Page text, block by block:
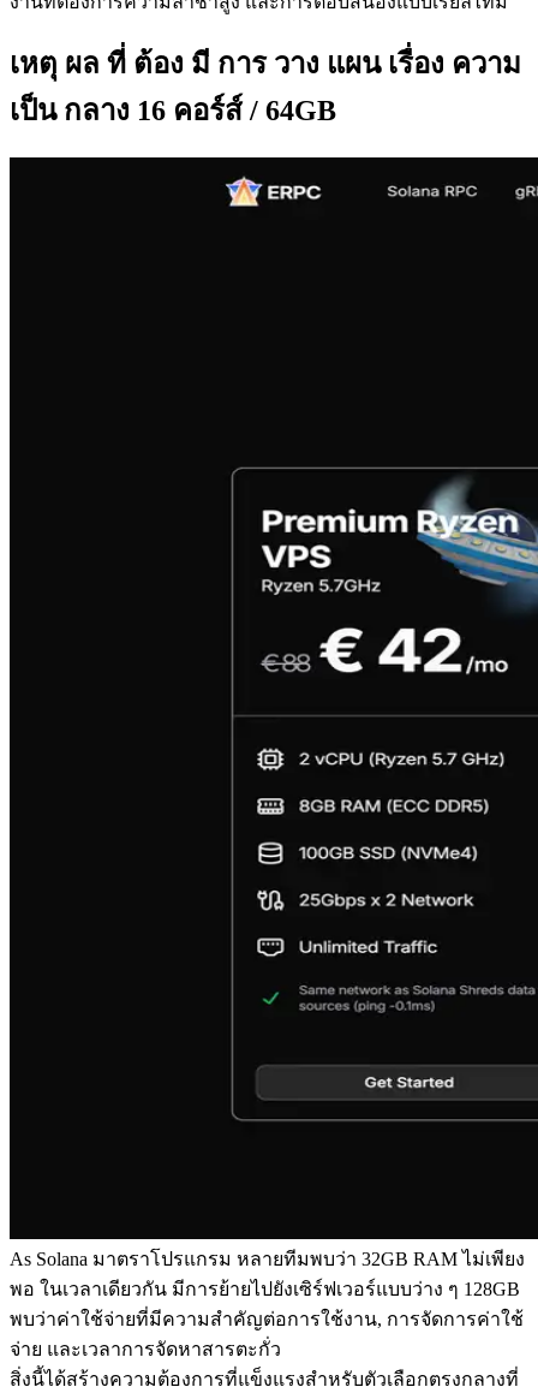
เหตุ ผล ที่ ต้อง มี การ วาง แผน เรื่อง ความ
เป็น กลาง 16 คอร์ส์ / 64GB
As Solana มาตราโปรแกรม หลายทีมพบว่า 32GB RAM ไม่เพียง
พอ ในเวลาเดียวกัน มีการย้ายไปยังเซิร์ฟเวอร์แบบว่าง ๆ 128GB
พบว่าค่าใช้จ่ายที่มีความสําคัญต่อการใช้งาน, การจัดการค่าใช้
จ่าย และเวลาการจัดหาสารตะกั่ว
สิ่งนี้ได้สร้างความต้องการที่แข็งแรงสําหรับตัวเลือกตรงกลางที่